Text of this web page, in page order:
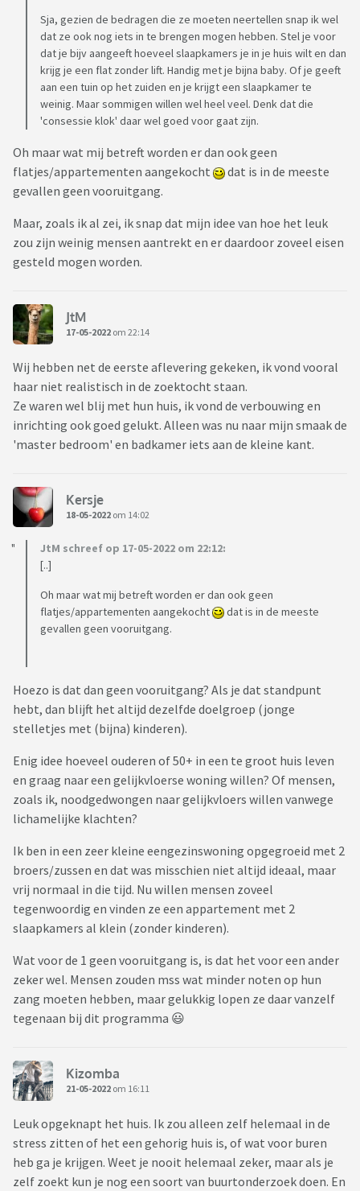
Sja, gezien de bedragen die ze moeten neertellen snap ik wel
dat ze ook nog iets in te brengen mogen hebben. Stel je voor
dat je bijv aangeeft hoeveel slaapkamers je in je huis wilt en dan
krijg je een flat zonder lift. Handig met je bijna baby. Of je geeft
aan een tuin op het zuiden en je krijgt een slaapkamer te
weinig. Maar sommigen willen wel heel veel. Denk dat die
'consessie klok' daar wel goed voor gaat zijn.
Oh maar wat mij betreft worden er dan ook geen
flatjes/appartementen aangekocht
dat is in de meeste
gevallen geen vooruitgang.
Maar, zoals ik al zei, ik snap dat mijn idee van hoe het leuk
zou zijn weinig mensen aantrekt en er daardoor zoveel eisen
gesteld mogen worden.
JtM
17-05-2022 om 22:14
Wij hebben net de eerste aflevering gekeken, ik vond vooral
haar niet realistisch in de zoektocht staan.
Ze waren wel blij met hun huis, ik vond de verbouwing en
inrichting ook goed gelukt. Alleen was nu naar mijn smaak de
'master bedroom' en badkamer iets aan de kleine kant.
Kersje
18-05-2022 om 14:02
JtM schreef op 17-05-2022 om 22:12:
[..]
Oh maar wat mij betreft worden er dan ook geen
flatjes/appartementen aangekocht
dat is in de meeste
gevallen geen vooruitgang.
Hoezo is dat dan geen vooruitgang? Als je dat standpunt
hebt, dan blijft het altijd dezelfde doelgroep (jonge
stelletjes met (bijna) kinderen).
Enig idee hoeveel ouderen of 50+ in een te groot huis leven
en graag naar een gelijkvloerse woning willen? Of mensen,
zoals ik, noodgedwongen naar gelijkvloers willen vanwege
lichamelijke klachten?
Ik ben in een zeer kleine eengezinswoning opgegroeid met 2
broers/zussen en dat was misschien niet altijd ideaal, maar
vrij normaal in die tijd. Nu willen mensen zoveel
tegenwoordig en vinden ze een appartement met 2
slaapkamers al klein (zonder kinderen).
Wat voor de 1 geen vooruitgang is, is dat het voor een ander
zeker wel. Mensen zouden mss wat minder noten op hun
zang moeten hebben, maar gelukkig lopen ze daar vanzelf
tegenaan bij dit programma 😃
Kizomba
21-05-2022 om 16:11
Leuk opgeknapt het huis. Ik zou alleen zelf helemaal in de
stress zitten of het een gehorig huis is, of wat voor buren
heb ga je krijgen. Weet je nooit helemaal zeker, maar als je
zelf zoekt kun je nog een soort van buurtonderzoek doen. En